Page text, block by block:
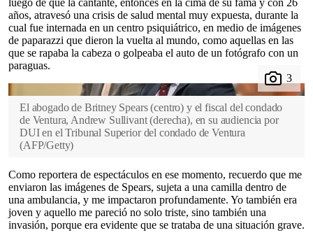
luego de que la cantante, entonces en la cima de su fama y con 26
años, atravesó una crisis de salud mental muy expuesta, durante la
cual fue internada en un centro psiquiátrico, en medio de imágenes
de paparazzi que dieron la vuelta al mundo, como aquellas en las
que se rapaba la cabeza o golpeaba el auto de un fotógrafo con un
paraguas.
El abogado de Britney Spears (centro) y el fiscal del condado
de Ventura, Andrew Sullivant (derecha), en su audiencia por
DUI en el Tribunal Superior del condado de Ventura
(AFP/Getty)
Como reportera de espectáculos en ese momento, recuerdo que me
enviaron las imágenes de Spears, sujeta a una camilla dentro de
una ambulancia, y me impactaron profundamente. Yo también era
joven y aquello me pareció no solo triste, sino también una
invasión, porque era evidente que se trataba de una situación grave.